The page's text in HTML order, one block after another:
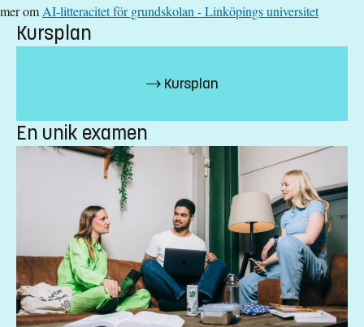
mer omAI-litteracitet för grundskolan - Linköpings universitet
Kursplan
Kursplan
En unik examen